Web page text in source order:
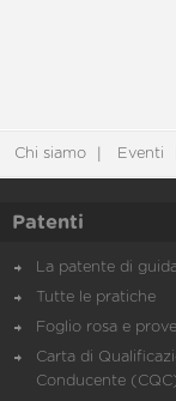
Chi siamo Eventi
Patenti
La patente di
Tutte le pratiche
Foglio rosa e prove
Carta di
Conducente